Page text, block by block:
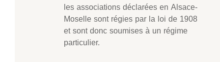
les associations déclarées en Alsace-
Moselle sont régies par la loi de 1908
et sont donc soumises à un régime
particulier.